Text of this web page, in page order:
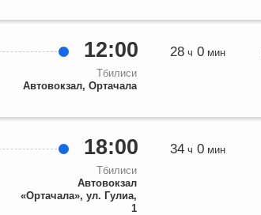
12:00
Тбилиси
Автовокзал, Ортачала
28ч 0мин
18:00
Тбилиси
Автовокзал
«Ортачала», ул. Гулиа,
1
34ч 0мин